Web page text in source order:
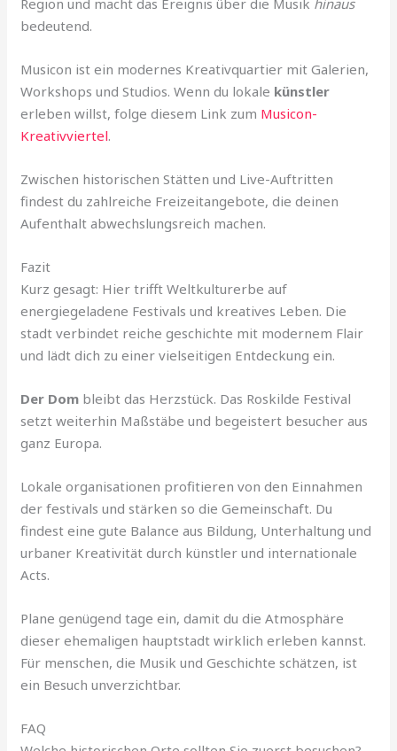
bedeutend.
Musicon ist ein modernes Kreativquartier mit Galerien,
Workshops und Studios. Wenn du lokale künstler
erleben willst, folge diesem Link zum Musicon-
Kreativviertel.
Zwischen historischen Stätten und Live-Auftritten
findest du zahlreiche Freizeitangebote, die deinen
Aufenthalt abwechslungsreich machen.
Fazit
Kurz gesagt: Hier trifft Weltkulturerbe auf
energiegeladene Festivals und kreatives Leben. Die
stadt verbindet reiche geschichte mit modernem Flair
und lädt dich zu einer vielseitigen Entdeckung ein.
Der Dom bleibt das Herzstück. Das Roskilde Festival
setzt weiterhin Maßstäbe und begeistert besucher aus
ganz Europa.
Lokale organisationen profitieren von den Einnahmen
der festivals und stärken so die Gemeinschaft. Du
findest eine gute Balance aus Bildung, Unterhaltung und
urbaner Kreativität durch künstler und internationale
Acts.
Plane genügend tage ein, damit du die Atmosphäre
dieser ehemaligen hauptstadt wirklich erleben kannst.
Für menschen, die Musik und Geschichte schätzen, ist
ein Besuch unverzichtbar.
FAQ